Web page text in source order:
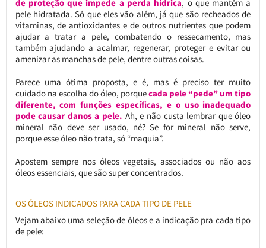
de proteção que impede a perda hídrica, o que mantém a
pele hidratada. Só que eles vão além, já que são recheados de
vitaminas, de antioxidantes e de outros nutrientes que podem
ajudar a tratar a pele, combatendo o ressecamento, mas
também ajudando a acalmar, regenerar, proteger e evitar ou
amenizar as manchas de pele, dentre outras coisas.
Parece uma ótima proposta, e é, mas é preciso ter muito
cuidado na escolha do óleo, porquecada pele “pede” um tipo
diferente, com funções específicas, e o uso inadequado
pode causar danos a pele. Ah, e não custa lembrar que óleo
mineral não deve ser usado, né? Se for mineral não serve,
porque esse óleo não trata, só “maquia”.
Apostem sempre nos óleos vegetais, associados ou não aos
óleos essenciais, que são super concentrados.
OS ÓLEOS INDICADOS PARA CADA TIPO DE PELE
Vejam abaixo uma seleção de óleos e a indicação pra cada tipo
de pele: